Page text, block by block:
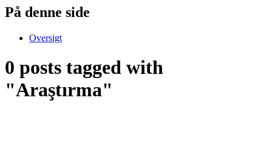
På denne side
Oversigt
0 posts tagged with
"Araştırma"